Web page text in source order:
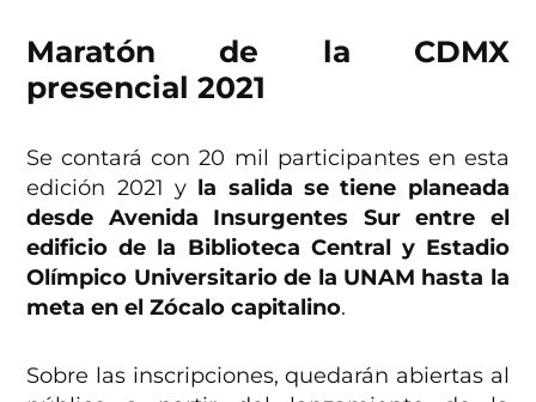
Maratón de la CDMX
presencial 2021
Se contará con 20 mil participantes en esta
edición 2021 y la salida se tiene planeada
desde Avenida Insurgentes Sur entre el
edificio de la Biblioteca Central y Estadio
Olímpico Universitario de la UNAM hasta la
meta en el Zócalo capitalino.
Sobre las inscripciones, quedarán abiertas al